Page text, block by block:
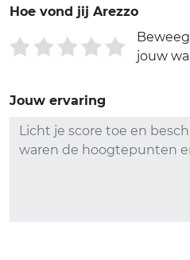
Hoe vond jij Arezzo
jouw
Jouw ervaring